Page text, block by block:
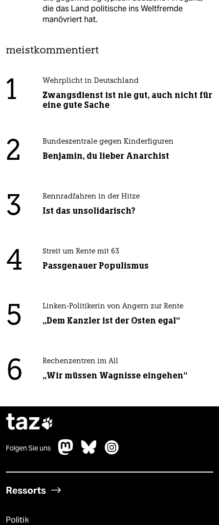
die das Land politische ins Weltfremde
manövriert hat.
meistkommentiert
1 Wehrplicht in Deutschland
Zwangsdienst ist nie gut, auch nicht für
eine gute Sache
2 Bundeszentrale gegen Kinderfiguren
Benjamin, du lieber Anarchist
3 Rennradfahren in der Hitze
Ist das unsolidarisch?
4 Streit um Rente mit 63
Passgenauer Populismus
5 Linken-Politikerin von Angern zur Rente
„Dem Kanzler ist der Osten egal“
6 Rechenzentren im All
„Wir müssen Wagnisse eingehen“
taz
Folgen Sie uns
Ressorts
Politik